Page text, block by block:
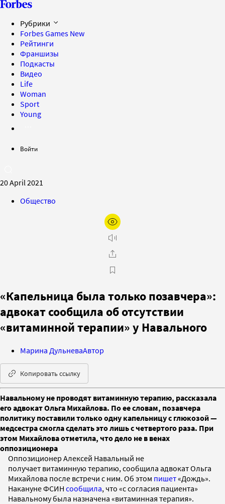
Рубрики
Forbes Games New
Рейтинги
Франшизы
Подкасты
Видео
Life
Woman
Sport
Young
Войти
20 April 2021
Общество
«Капельница была только позавчера»:
адвокат сообщила об отсутствии
«витаминной терапии» у Навального
Марина ДульневаАвтор
Копировать ссылку
Навальному не проводят витаминную терапию, рассказала
его адвокат Ольга Михайлова. По ее словам, позавчера
политику поставили только одну капельницу с глюкозой —
медсестра смогла сделать это лишь с четвертого раза. При
этом Михайлова отметила, что дело не в венах
оппозиционера
Оппозиционер Алексей Навальный не
получает витаминную терапию, сообщила адвокат Ольга
Михайлова после встречи с ним. Об этом пишет«Дождь».
Накануне ФСИН сообщила, что «с согласия пациента»
Навальному была назначена «витаминная терапия».